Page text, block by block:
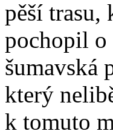
pěší trasu,
pochopil o
šumavská
který
k tomuto